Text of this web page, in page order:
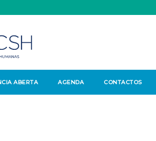
ABERTA AGENDA CONTACTOS